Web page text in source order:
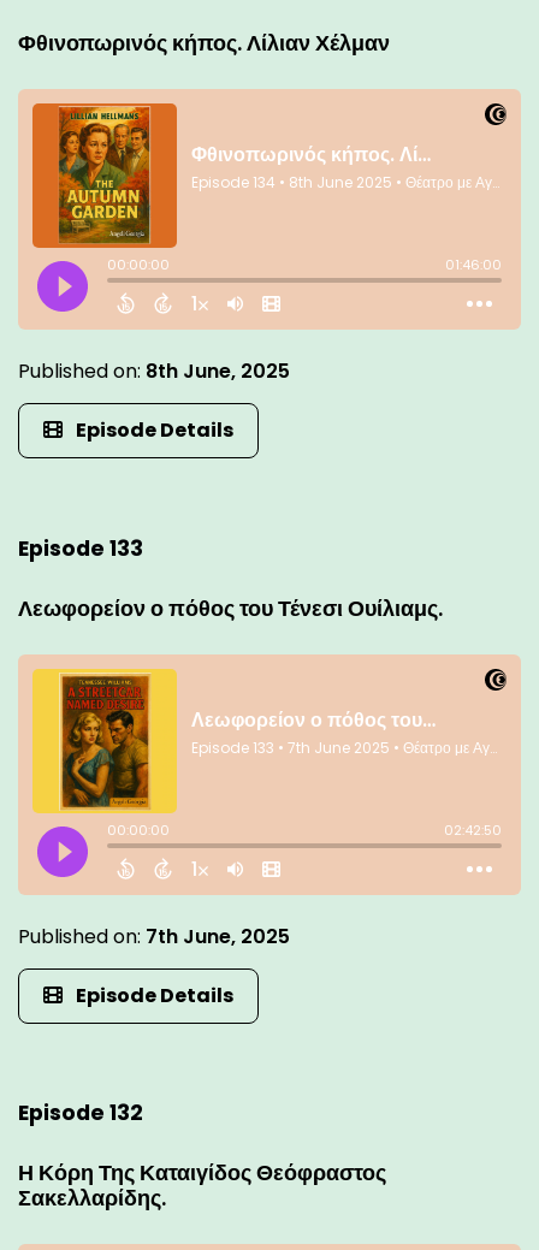
Φθινοπωρινός κήπος. Λίλιαν Χέλμαν
Published on: 8th June, 2025
Episode Details
Episode 133
Λεωφορείον ο πόθος του Τένεσι Ουίλιαμς.
Published on: 7th June, 2025
Episode Details
Episode 132
Η Κόρη Της Καταιγίδος Θεόφραστος
Σακελλαρίδης.